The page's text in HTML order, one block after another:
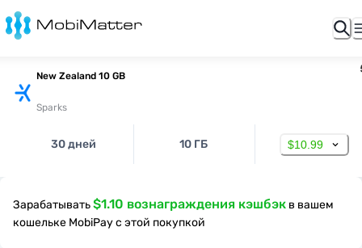
New Zealand 10 GB
Sparks
30 дней 10 ГБ $10.99
Зарабатывать$1.10 вознаграждения кэшбэк в вашем
кошельке MobiPay с этой покупкой